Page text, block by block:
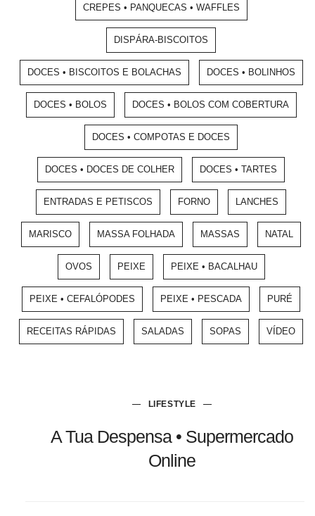
CREPES • PANQUECAS • WAFFLES
DISPÁRA-BISCOITOS
DOCES • BISCOITOS E BOLACHAS DOCES • BOLINHOS
DOCES • BOLOS DOCES • BOLOS COM COBERTURA
DOCES • COMPOTAS E DOCES
DOCES • DOCES DE COLHER DOCES • TARTES
ENTRADAS E PETISCOS FORNO LANCHES
MARISCO MASSA FOLHADA MASSAS NATAL
OVOS PEIXE PEIXE • BACALHAU
PEIXE • CEFALÓPODES PEIXE • PESCADA PURÉ
RECEITAS RÁPIDAS SALADAS SOPAS VÍDEO
LIFESTYLE
A Tua Despensa • Supermercado
Online